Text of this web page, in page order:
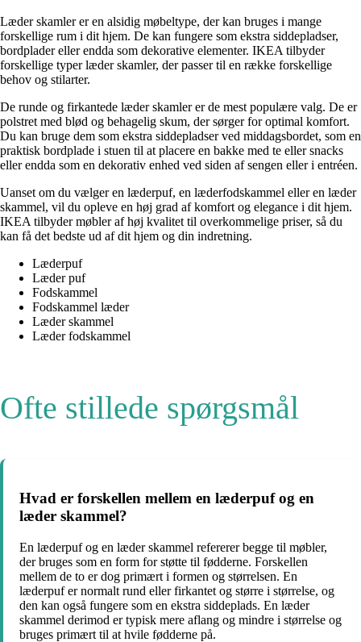
Læder skamler er en alsidig møbeltype, der kan bruges i mange
forskellige rum i dit hjem. De kan fungere som ekstra siddepladser,
bordplader eller endda som dekorative elementer. IKEA tilbyder
forskellige typer læder skamler, der passer til en række forskellige
behov og stilarter.
De runde og firkantede læder skamler er de mest populære valg. De er
polstret med blød og behagelig skum, der sørger for optimal komfort.
Du kan bruge dem som ekstra siddepladser ved middagsbordet, som en
praktisk bordplade i stuen til at placere en bakke med te eller snacks
eller endda som en dekorativ enhed ved siden af sengen eller i entréen.
Uanset om du vælger en læderpuf, en læderfodskammel eller en læder
skammel, vil du opleve en høj grad af komfort og elegance i dit hjem.
IKEA tilbyder møbler af høj kvalitet til overkommelige priser, så du
kan få det bedste ud af dit hjem og din indretning.
Læderpuf
Læder puf
Fodskammel
Fodskammel læder
Læder skammel
Læder fodskammel
Ofte stillede spørgsmål
Hvad er forskellen mellem en læderpuf og en
læder skammel?
En læderpuf og en læder skammel refererer begge til møbler,
der bruges som en form for støtte til fødderne. Forskellen
mellem de to er dog primært i formen og størrelsen. En
læderpuf er normalt rund eller firkantet og større i størrelse, og
den kan også fungere som en ekstra siddeplads. En læder
skammel derimod er typisk mere aflang og mindre i størrelse og
bruges primært til at hvile fødderne på.